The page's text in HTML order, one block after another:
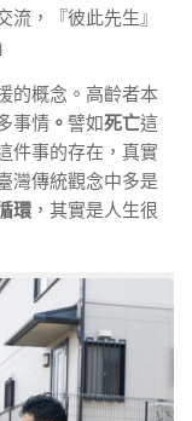
流，『彼此先生』
的概念。高齡者本
事情 。 譬如死亡這
件事的存在，真實
灣傳統觀念中多是
環 ，其實是人生很